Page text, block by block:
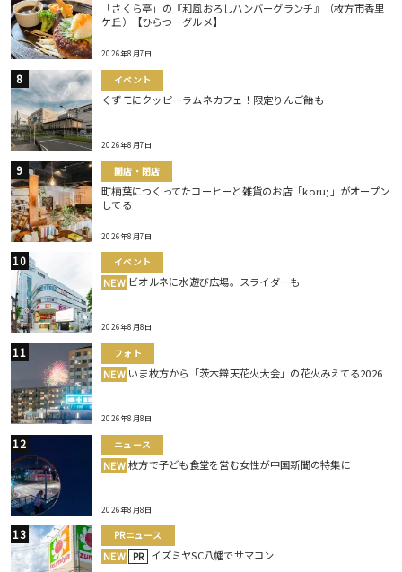
「さくら亭」の『和風おろしハンバーグランチ』（枚方市香里
ケ丘）【ひらつーグルメ】
2026年8月7日
イベント
くずモにクッピーラムネカフェ！限定りんご飴も
2026年8月7日
開店・閉店
町楠葉につくってたコーヒーと雑貨のお店「koru;」がオープン
してる
2026年8月7日
イベント
NEW ビオルネに水遊び広場。スライダーも
2026年8月8日
フォト
NEW いま枚方から「茨木辯天花火大会」の花火みえてる2026
2026年8月8日
ニュース
NEW 枚方で子ども食堂を営む女性が中国新聞の特集に
2026年8月8日
PRニュース
NEW PR イズミヤSC八幡でサマコン